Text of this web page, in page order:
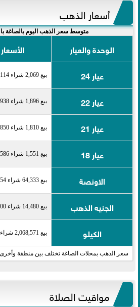
أسعار الذهب
متوسط سعر الذهب اليوم بالصاغة
الوحدة والعيار
عيار 24
بيع 2,069 شراء 2,114
عيار 22 بيع 1,896 شراء 1,938
عيار 21 بيع 1,810 شراء 1,850
عيار 18 بيع 1,551 شراء 1,586
الاونصة بيع 64,333 شراء 65,754
الجنيه الذهب بيع 14,480 شراء 14,800
الكيلو بيع 2,068,571 شراء 2,114,286
سعر الذهب بمحلات الصاغة تختلف بين منطقة وأخرى
مواقيت الصلاة